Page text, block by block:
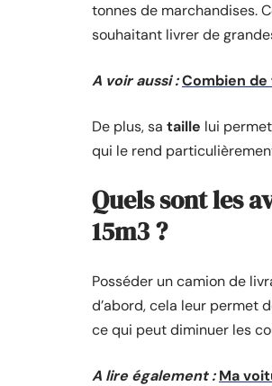
tonnes de marchandises.
souhaitant livrer de
A voir aussi :Combien de
De plus, sa taille lui
qui le rend
Quels sont les
15m3 ?
Posséder un camion de
d’abord, cela leur permet
ce qui peut diminuer les
A lire également : Ma